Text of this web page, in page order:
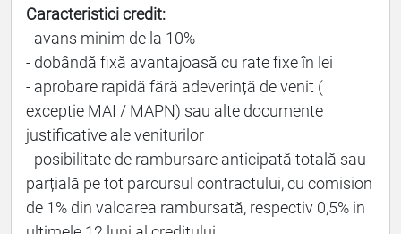
Caracteristici credit:
- avans minim de la 10%
- dobândă fixă avantajoasă cu rate fixe în lei
- aprobare rapidă fără adeverință de venit (
exceptie MAI / MAPN) sau alte documente
justificative ale veniturilor
- posibilitate de rambursare anticipată totală sau
parțială pe tot parcursul contractului, cu comision
de 1% din valoarea rambursată, respectiv 0,5% in